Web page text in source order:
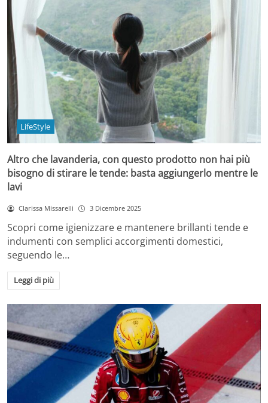
LifeStyle
Altro che lavanderia, con questo prodotto non hai più
bisogno di stirare le tende: basta aggiungerlo mentre le
lavi
Clarissa Missarelli 3 Dicembre 2025
Scopri come igienizzare e mantenere brillanti tende e
indumenti con semplici accorgimenti domestici,
seguendo le…
Leggi di più